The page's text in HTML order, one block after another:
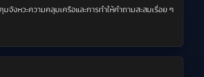
งหวะความคลุมเครือและการทำให้คำถามสะสมเรื่อย ๆ